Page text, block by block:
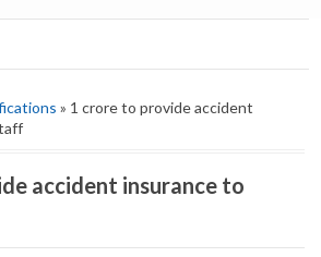
» 1 crore to provide accident
accident insurance to